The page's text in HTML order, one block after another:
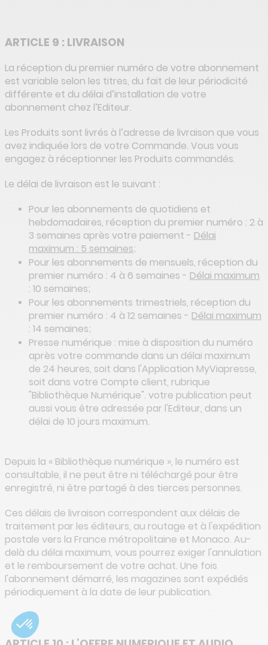
ARTICLE 9 : LIVRAISON
La réception du premier numéro de votre abonnement
est variable selon les titres, du fait de leur périodicité
différente et du délai d’installation de votre
abonnement chez l’Editeur.
Les Produits sont livrés à l’adresse de livraison que vous
avez indiquée lors de votre Commande. Vous vous
engagez à réceptionner les Produits commandés.
Le délai de livraison est le suivant :
Pour les abonnements de quotidiens et
hebdomadaires, réception du premier numéro : 2 à
3 semaines après votre paiement - Délai
maximum : 5 semaines;
Pour les abonnements de mensuels, réception du
premier numéro : 4 à 6 semaines - Délai maximum
: 10 semaines;
Pour les abonnements trimestriels, réception du
premier numéro : 4 à 12 semaines - Délai maximum
: 14 semaines;
Presse numérique : mise à disposition du numéro
après votre commande dans un délai maximum
de 24 heures, soit dans l'Application MyViapresse,
soit dans votre Compte client, rubrique
"Bibliothèque Numérique". votre publication peut
aussi vous être adressée par l'Editeur, dans un
délai de 10 jours maximum.
Depuis la « Bibliothèque numérique », le numéro est
consultable, il ne peut être ni téléchargé pour être
enregistré, ni être partagé à des tierces personnes.
Ces délais de livraison correspondent aux délais de
traitement par les éditeurs, au routage et à l'expédition
postale vers la France métropolitaine et Monaco. Au-
delà du délai maximum, vous pourrez exiger l'annulation
et le remboursement de votre achat. Une fois
l'abonnement démarré, les magazines sont expédiés
périodiquement à la date de leur publication.